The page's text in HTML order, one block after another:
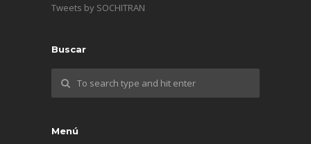
Tweets by SOCHITRAN
Buscar
Menú